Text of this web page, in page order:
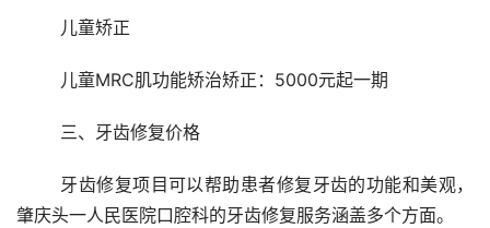
	儿童矫正
	儿童MRC肌功能矫治矫正：5000元起一期
	三、牙齿修复价格
肇庆头一人民医院口腔科的牙齿修复服务涵盖多个方面。